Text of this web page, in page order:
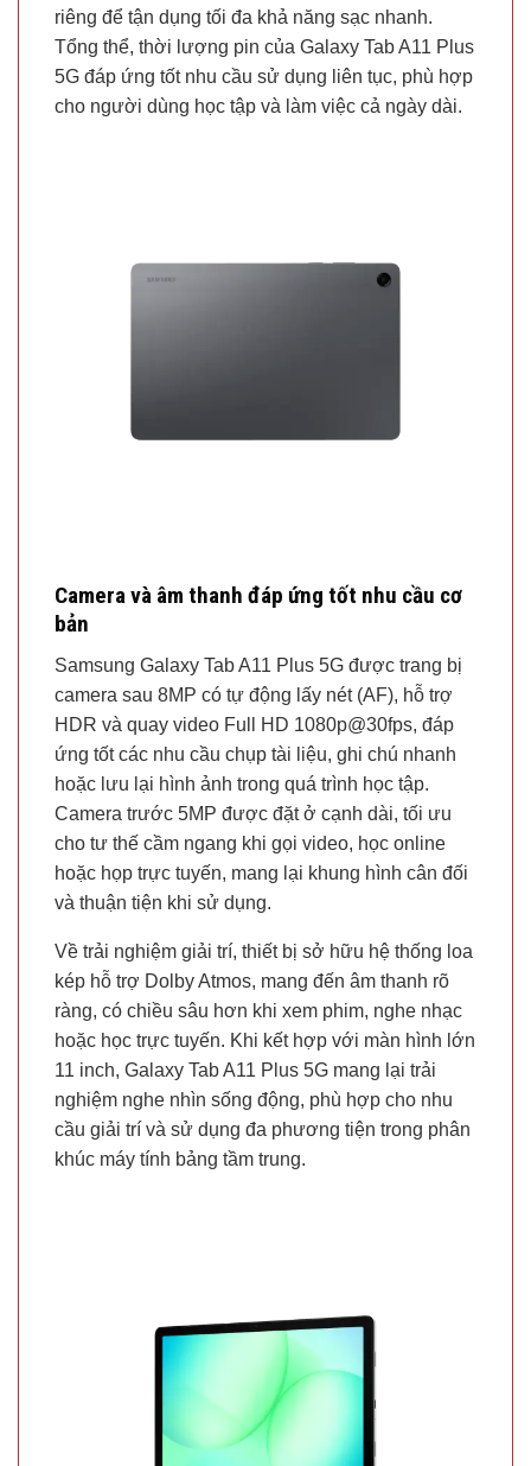
riêng để tận dụng tối đa khả năng sạc nhanh.
Tổng thể, thời lượng pin của Galaxy Tab A11 Plus
5G đáp ứng tốt nhu cầu sử dụng liên tục, phù hợp
cho người dùng học tập và làm việc cả ngày dài.
Camera và âm thanh đáp ứng tốt nhu cầu cơ
bản
Samsung Galaxy Tab A11 Plus 5G được trang bị
camera sau 8MP có tự động lấy nét (AF), hỗ trợ
HDR và quay video Full HD 1080p@30fps, đáp
ứng tốt các nhu cầu chụp tài liệu, ghi chú nhanh
hoặc lưu lại hình ảnh trong quá trình học tập.
Camera trước 5MP được đặt ở cạnh dài, tối ưu
cho tư thế cầm ngang khi gọi video, học online
hoặc họp trực tuyến, mang lại khung hình cân đối
và thuận tiện khi sử dụng.
Về trải nghiệm giải trí, thiết bị sở hữu hệ thống loa
kép hỗ trợ Dolby Atmos, mang đến âm thanh rõ
ràng, có chiều sâu hơn khi xem phim, nghe nhạc
hoặc học trực tuyến. Khi kết hợp với màn hình lớn
11 inch, Galaxy Tab A11 Plus 5G mang lại trải
nghiệm nghe nhìn sống động, phù hợp cho nhu
cầu giải trí và sử dụng đa phương tiện trong phân
khúc máy tính bảng tầm trung.